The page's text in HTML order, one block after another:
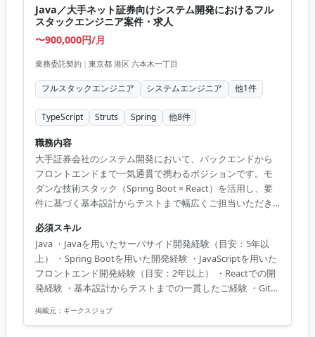
Java／大手ネット証券向けシステム開発におけるフル
スタックエンジニア案件・求人
〜900,000円/月
業務委託契約 | 東京都 港区 六本木一丁目
フルスタックエンジニア システムエンジニア 他1件
TypeScript Struts Spring 他8件
職務内容
大手証券会社のシステム開発において、バックエンドから
フロントエンドまで一気通貫で携わるポジションです。モ
ダンな技術スタック（Spring Boot × React）を活用し、要
件に基づく基本設計からテストまで幅広くご担当いただき
クリティカルなシステムにおいて、JavaとReactを用いたフ
ルスタック開発の経験が積める希少な案件です。堅牢なバ
ックエンド設計手法とモダンなフロントエンド技術を両立
させるスキルは、今後のエンタープライズ領域における技
術リードやアーキテクトへのステップアップに直結しま
す。
必須スキル
Java ・Javaを用いたサーバサイド開発経験（目安：5年以
上） ・Spring Bootを用いた開発経験 ・JavaScriptを用いた
フロントエンド開発経験（目安：2年以上） ・Reactでの開
発経験 ・基本設計からテストまでの一貫したご経験 ・Gitの
決できる方
掲載元： ギークスジョブ